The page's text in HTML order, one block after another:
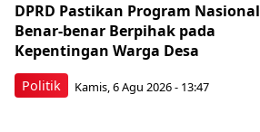
Politik
DPRD Pastikan Program Nasional
Benar-benar Berpihak pada
Kepentingan Warga Desa
Kamis, 6 Agu 2026 - 13:47